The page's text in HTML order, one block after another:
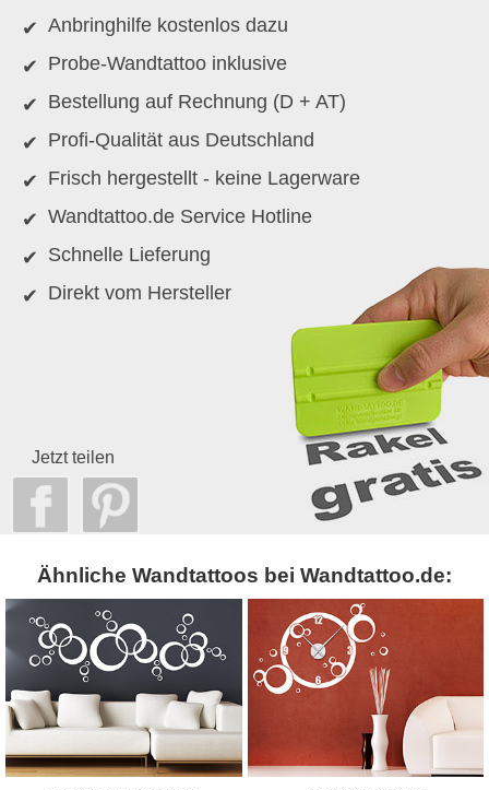
Anbringhilfe kostenlos dazu
Probe-Wandtattoo inklusive
Bestellung auf Rechnung (D + AT)
Profi-Qualität aus Deutschland
Frisch hergestellt - keine Lagerware
Wandtattoo.de Service Hotline
Schnelle Lieferung
Direkt vom Hersteller
Jetzt teilen
Ähnliche Wandtattoos bei Wandtattoo.de: